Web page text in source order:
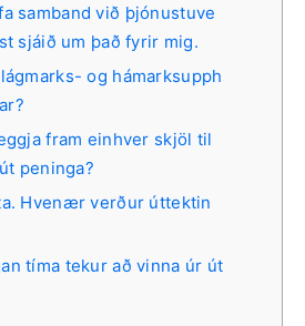
samband við þjónustuve
sjáið um það fyrir mig.
og hámarksupph
fram einhver skjöl til
peninga?
Hvenær verður úttektin
tíma tekur að vinna úr út